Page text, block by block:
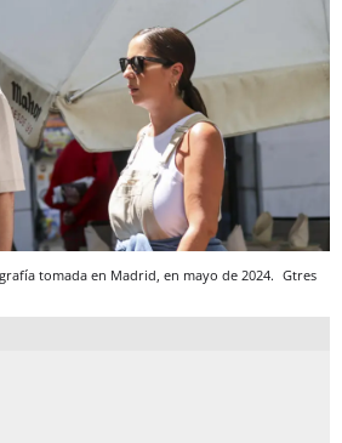
tomada en Madrid, en mayo de 2024. Gtres